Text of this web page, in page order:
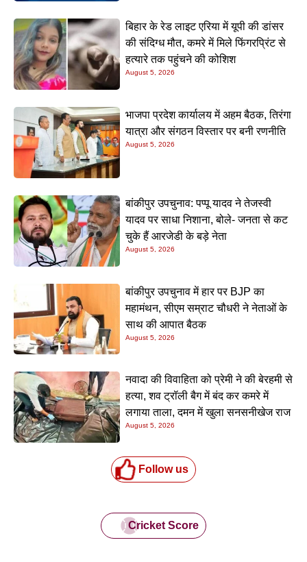
बिहार के रेड लाइट एरिया में यूपी की डांसर
की संदिग्ध मौत, कमरे में मिले फिंगरप्रिंट से
हत्यारे तक पहुंचने की कोशिश
August 5, 2026
भाजपा प्रदेश कार्यालय में अहम बैठक, तिरंगा
यात्रा और संगठन विस्तार पर बनी रणनीति
August 5, 2026
बांकीपुर उपचुनाव: पप्पू यादव ने तेजस्वी
यादव पर साधा निशाना, बोले- जनता से कट
चुके हैं आरजेडी के बड़े नेता
August 5, 2026
बांकीपुर उपचुनाव में हार पर BJP का
महामंथन, सीएम सम्राट चौधरी ने नेताओं के
साथ की आपात बैठक
August 5, 2026
नवादा की विवाहिता को प्रेमी ने की बेरहमी से
हत्या, शव ट्रॉली बैग में बंद कर कमरे में
लगाया ताला, दमन में खुला सनसनीखेज राज
August 5, 2026
Follow us
Cricket Score